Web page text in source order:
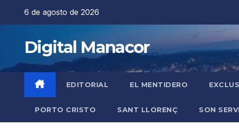
6 de agosto de 2026
Digital Manacor
EDITORIAL EL MENTIDERO
PORTO CRISTO SANT LLORENÇ SON